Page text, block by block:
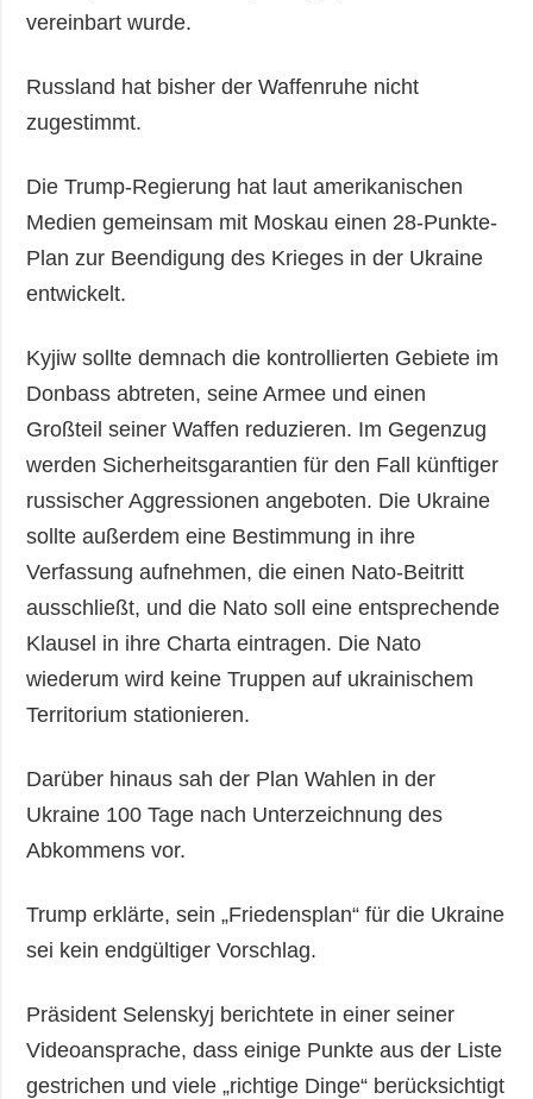
vereinbart wurde.
Russland hat bisher der Waffenruhe nicht
zugestimmt.
Die Trump-Regierung hat laut amerikanischen
Medien gemeinsam mit Moskau einen 28-Punkte-
Plan zur Beendigung des Krieges in der Ukraine
entwickelt.
Kyjiw sollte demnach die kontrollierten Gebiete im
Donbass abtreten, seine Armee und einen
Großteil seiner Waffen reduzieren. Im Gegenzug
werden Sicherheitsgarantien für den Fall künftiger
russischer Aggressionen angeboten. Die Ukraine
sollte außerdem eine Bestimmung in ihre
Verfassung aufnehmen, die einen Nato-Beitritt
ausschließt, und die Nato soll eine entsprechende
Klausel in ihre Charta eintragen. Die Nato
wiederum wird keine Truppen auf ukrainischem
Territorium stationieren.
Darüber hinaus sah der Plan Wahlen in der
Ukraine 100 Tage nach Unterzeichnung des
Abkommens vor.
Trump erklärte, sein „Friedensplan“ für die Ukraine
sei kein endgültiger Vorschlag.
Präsident Selenskyj berichtete in einer seiner
Videoansprache, dass einige Punkte aus der Liste
gestrichen und viele „richtige Dinge“ berücksichtigt